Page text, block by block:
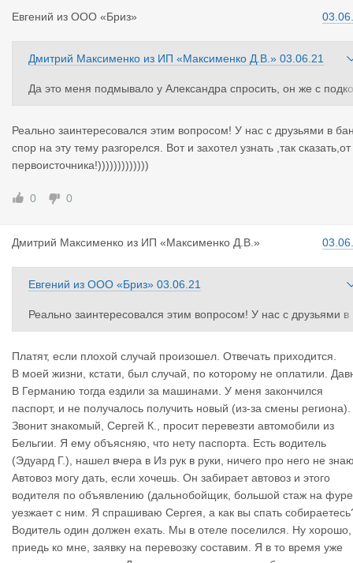
Евгений из ООО «Бриз»
Дмитрий Максименко из ИП «Максименко Д.В.» 03.06.21
Да это меня подмывало у Александра спросить, он же с подко
рошо вот, Александр заботливо напомнил.
Реально заинтересовался этим вопросом! У нас с друзьями в
спор на эту тему разгорелся. Вот и захотел узнать ,так сказать,от
первоисточника!)))))))))))))
0 0
Дмитрий Максименко из ИП «Максименко Д.В.»
Евгений из ООО «Бриз» 03.06.21
Реально заинтересовался этим вопросом! У нас с друзьями в
бане спор на эту тему разгорелся. Вот и захотел узнать ,так ск
Платят, если плохой случай произошел. Отвечать приходится.
В моей жизни, кстати, был случай, по которому не оплатили.
В Германию тогда ездили за машинами. У меня закончился
паспорт, и не получалось получить новый (из-за смены региона).
Звонит знакомый, Сергей К., просит перевезти автомобили из
Бельгии. Я ему объясняю, что нету паспорта. Есть водитель
(Эдуард Г.), нашел вчера в Из рук в руки, ничего про него не
Автовоз могу дать, если хочешь. Он забирает автовоз и этого
водителя по объявлению (дальнобойщик, большой стаж на
уезжает с ним. Я спрашиваю Сергея, а как вы спать
Водитель один должен ехать. Мы в отеле поселился. Ну хорошо,
приедь ко мне, заявку на перевозку составим. Я в то время уже